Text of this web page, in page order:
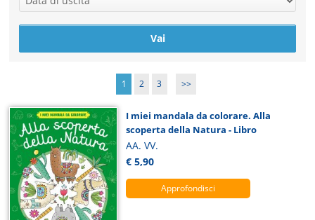
1 2 3 >>
I miei mandala da colorare. Alla
scoperta della Natura - Libro
AA. VV.
€ 5,90
Approfondisci